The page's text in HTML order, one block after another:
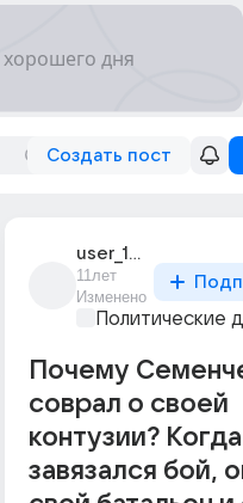
Создать пост
user_193170734
11лет
Изменено
Политические
Почему
соврал о своей
контузии? Когда
завязался бой,